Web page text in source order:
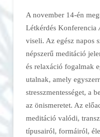
A november 14-én
Létkérdés Konferencia
viseli. Az egész napos
népszerű meditáció
és relaxáció fogalmak
utalnak, amely
stresszmentességet, a
az önismeretet. Az
meditáció valódi,
típusairól, formáiról,